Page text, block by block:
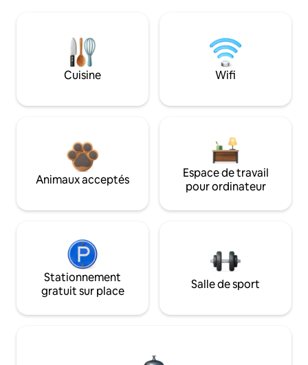
Cuisine Wifi
Animaux acceptés
Espace de travail
pour ordinateur
Stationnement
gratuit sur place
Salle de sport